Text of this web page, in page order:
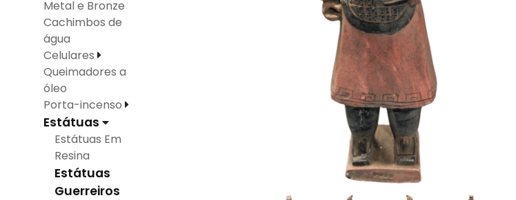
Metal e Bronze
Cachimbos de
água
Celulares
Queimadores a
óleo
Porta-incenso
Estátuas
Estátuas Em
Resina
Estátuas
Guerreiros